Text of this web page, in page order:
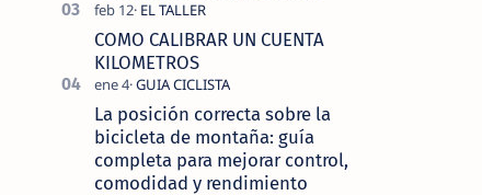
COMO CALIBRAR UN CUENTA
KILOMETROS
La posición correcta sobre la
bicicleta de montaña: guía
completa para mejorar control,
comodidad y rendimiento